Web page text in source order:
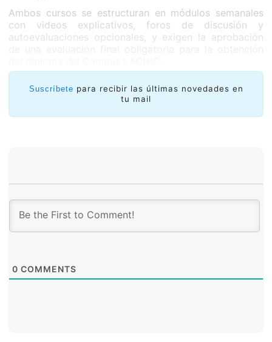
Ambos cursos se estructuran en módulos semanales
con videos explicativos, foros de discusión y
autoevaluaciones opcionales, y exigen la aprobación
Suscríbete para recibir las últimas novedades en
tu mail
0 COMMENTS